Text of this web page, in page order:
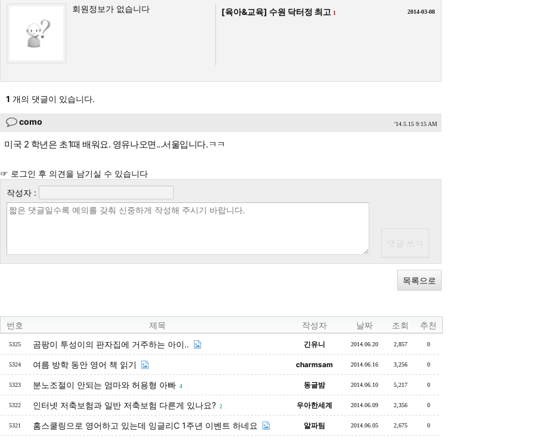
회원정보가 없습니다 [육아&교육] 수원 닥터정 최고 1 2014-03-08
1 개의 댓글이 있습니다.
como '14.5.15 9:15 AM
미국 2 학년은 초1때 배워요. 영유나오면...서울입니다.ㅋㅋ
☞ 로그인 후 의견을 남기실 수 있습니다
작성자 :
목록으로
번호 제목 작성자 날짜 조회 추천
5325 곰팡이 투성이의 판자집에 거주하는 아이.. 긴유니 2014.06.20 2,857 0
5324 여름 방학 동안 영어 책 읽기 charmsam 2014.06.16 3,256 0
5323 분노조절이 안되는 엄마와 허용형 아빠 4 동글밤 2014.06.10 5,217 0
5322 인터넷 저축보험과 일반 저축보험 다른게 있나요? 2 우아한세계 2014.06.09 2,356 0
5321 홈스쿨링으로 영어하고 있는데 잉글리C 1주년 이벤트 하네요 알파팀 2014.06.05 2,675 0